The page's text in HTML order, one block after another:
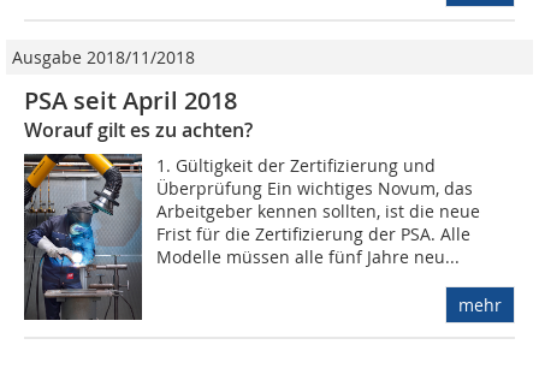
Ausgabe 2018/11/2018
PSA seit April 2018
Worauf gilt es zu achten?
1. Gültigkeit der Zertifizierung und
Überprüfung Ein wichtiges Novum, das
Arbeitgeber kennen sollten, ist die neue
Frist für die Zertifizierung der PSA. Alle
Modelle müssen alle fünf Jahre neu...
mehr